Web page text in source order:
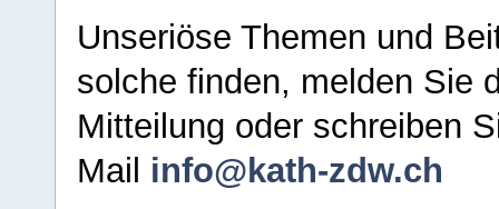
Unseriöse Themen und
solche finden, melden Sie
Mitteilung oder schreiben
Mail info@kath-zdw.ch